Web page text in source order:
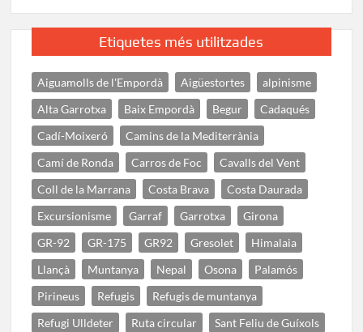
Etiquetes més utilitzades
Aiguamolls de l'Empordà Aigüestortes
alpinisme
Alta Garrotxa
Baix Empordà Begur
Cadaqués
Cadí-Moixeró
Camins de la Mediterrània
Camí de Ronda
Carros de Foc
Cavalls del Vent
Coll de la Marrana
Costa Brava
Costa Daurada
Excursionisme
Garraf Garrotxa
Girona
GR-92
GR-175 GR92 Gresolet
Himalaia
Llançà
Muntanya Nepal Osona
Palamós
Pirineus
Refugis
Refugis de muntanya
Refugi Ulldeter
Ruta circular
Sant Feliu de Guíxols